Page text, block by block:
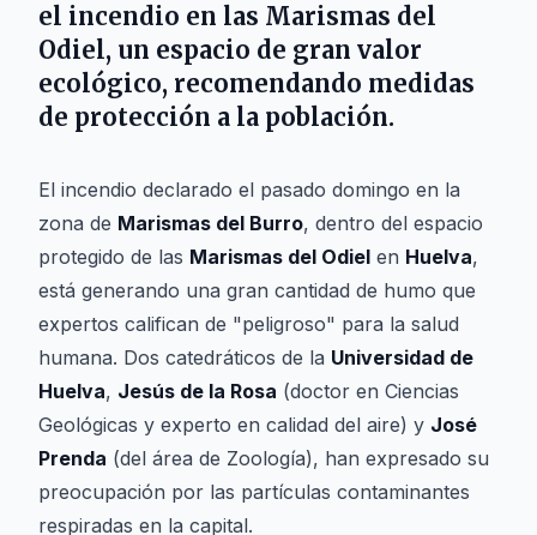
el incendio en las Marismas del
Odiel, un espacio de gran valor
ecológico, recomendando medidas
de protección a la población.
El incendio declarado el pasado domingo en la
zona de Marismas del Burro, dentro del espacio
protegido de las Marismas del Odiel en Huelva,
está generando una gran cantidad de humo que
expertos califican de "peligroso" para la salud
humana. Dos catedráticos de la Universidad de
Huelva, Jesús de la Rosa (doctor en Ciencias
Geológicas y experto en calidad del aire) y José
Prenda (del área de Zoología), han expresado su
preocupación por las partículas contaminantes
respiradas en la capital.